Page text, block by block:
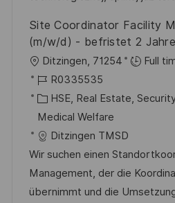
ö
e
Site Coordinator Facility
(m/w/d) - befristet 2 Jahre
O
r
t
Ditzingen, 71254 Full
J
o
b
-
I
D
R0335535
K
a
t
e
g
o
HSE, Real Estate,
Medical Welfare
Ditzingen TMSD
Wir suchen einen
Management, der die
übernimmt und die